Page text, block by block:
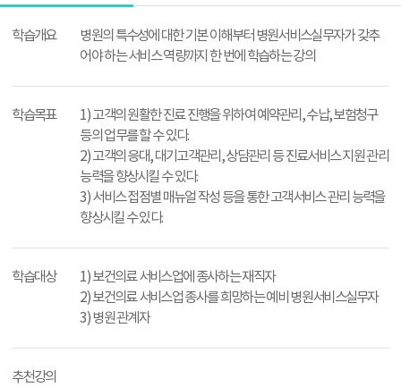
학습개요
병원의 특수성에 대한 기본 이해부터 병원서비스실무자가 갖추
어야 하는 서비스 역량까지 한 번에 학습하는 강의
학습목표
1) 고객의 원활한 진료 진행을 위하여 예약관리, 수납, 보험청구
등의 업무를 할 수 있다.
2) 고객의 응대, 대기고객관리, 상담관리 등 진료서비스 지원 관리
능력을 향상시킬 수 있다.
3) 서비스 접점별 매뉴얼 작성 등을 통한 고객서비스 관리 능력을
향상시킬 수 있다.
학습대상
1) 보건의료 서비스업에 종사하는 재직자
2) 보건의료 서비스업 종사를 희망하는 예비 병원서비스실무자
3) 병원 관계자
추천강의